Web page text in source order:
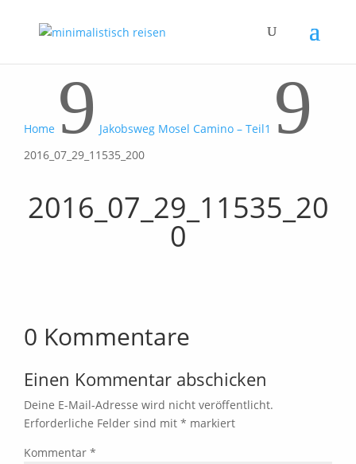
Home 9 Jakobsweg Mosel Camino – Teil1 9
2016_07_29_11535_200
2016_07_29_11535_20
0
0 Kommentare
Einen Kommentar abschicken
Deine E-Mail-Adresse wird nicht veröffentlicht.
Erforderliche Felder sind mit * markiert
Kommentar *